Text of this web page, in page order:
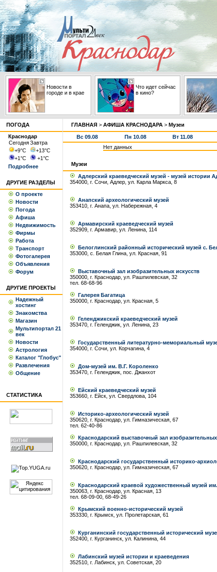
Новости в
городе и в крае
Что идет сейчас
в кино?
ПОГОДА
Краснодар
СегодняЗавтра
+9°С +13°С
+1°С +1°С
Подробнее
ДРУГИЕ РАЗДЕЛЫ
О проекте
Новости
Погода
Афиша
Недвижимость
Фирмы
Работа
Транспорт
Фотогалерея
Объявления
Форум
ДРУГИЕ ПРОЕКТЫ
Надежный
хостинг
Знакомства
Магазин
Мультипортал 21
век
Новости
Астрология
Каталог "Глобус"
Развлечения
Общение
СТАТИСТИКА
ГЛАВНАЯ > АФИША КРАСНОДАРА > Музеи
Вс 09.08 Пн 10.08
Вт 11.08
Нет данных
Музеи
Адлерский краеведческий музей - музей истории
354000, г. Сочи, Адлер, ул. Карла Маркса, 8
Анапский археологический музей
353410, г. Анапа, ул. Набережная, 4
Армавирский краеведческий музей
352909, г. Армавир, ул. Ленина, 114
Белоглинский районный исторический музей с.
353000, с. Белая Глина, ул. Красная, 91
Выставочный зал изобразительных искусств
350000, г. Краснодар, ул. Рашпилевская, 32
тел. 68-68-96
Галерея Багатица
350000, г. Краснодар, ул. Красная, 5
Геленджикский краеведческий музей
353470, г. Геленджик, ул. Ленина, 23
Государственный литературно-мемориальный
354000, г. Сочи, ул. Корчагина, 4
Дом-музей им. В.Г. Короленко
353470, г. Геленджик, пос. Джанхот
Ейский краеведческий музей
353660, г. Ейск, ул. Свердлова, 104
Историко-археологический музей
350620, г. Краснодар, ул. Гимназическая, 67
тел. 62-40-86
Краснодарский выставочный зал изобразительных
350000, г. Краснодар, ул. Рашпилевская, 32
Краснодарский государственный историко-
350620, г. Краснодар, ул. Гимназическая, 67
Краснодарский краевой художественный музей
350063, г. Краснодар, ул. Красная, 13
тел. 68-09-00, 68-49-26
Крымский военно-исторический музей
353330, г. Крымск, ул. Пролетарская, 61
Курганинский государственный исторический
352400, г. Курганинск, ул. Калинина, 44
Лабинский музей истории и краеведения
352510, г. Лабинск, ул. Советская, 20